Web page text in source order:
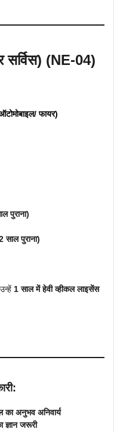
(NE-04)
फायर)
पुराना)
पुराना)
1 साल में हेवी व्हीकल लाइसेंस
का अनुभव अनिवार्य
जरूरी